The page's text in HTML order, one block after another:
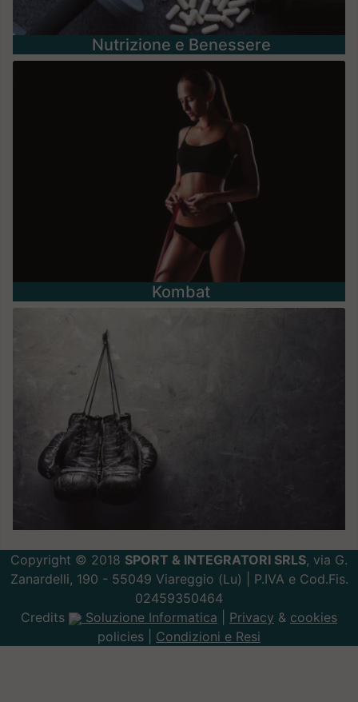
Nutrizione e Benessere
Kombat
Copyright © 2018 SPORT & INTEGRATORI SRLS, via G.
Zanardelli, 190 - 55049 Viareggio (Lu) | P.IVA e Cod.Fis.
02459350464
Credits
Soluzione Informatica Privacy & cookies
policies | Condizioni e Resi